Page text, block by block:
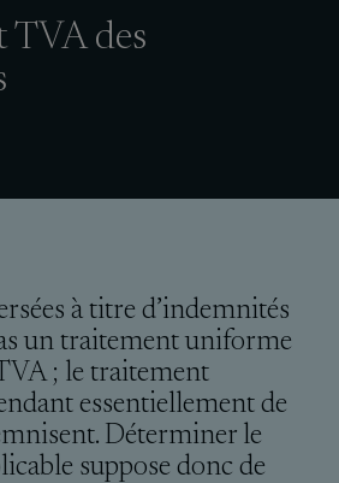
TVA des
à titre d’indemnités
un traitement uniforme
; le traitement
essentiellement de
Déterminer le
suppose donc de